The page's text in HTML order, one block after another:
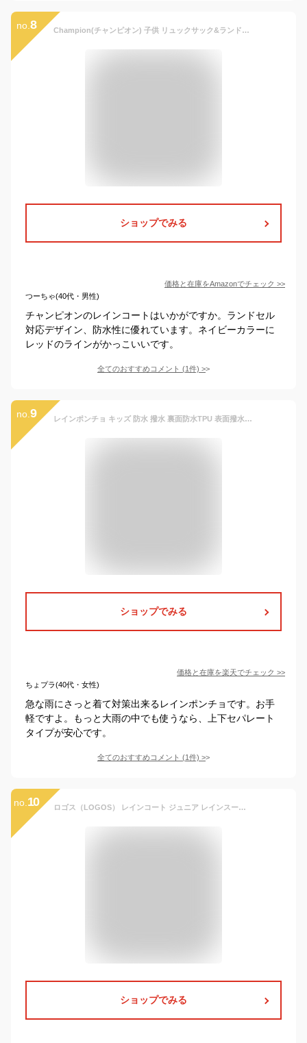
no. 8 Champion(チャンピオン) 子供 リュックサック&ランドセルレインコート ネイビー 140cm CHU47RA14
ショップでみる
価格と在庫をAmazonでチェック >>
つーちゃ(40代・男性)
チャンピオンのレインコートはいかがですか。ランドセル
対応デザイン、防水性に優れています。ネイビーカラーに
レッドのラインがかっこいいです。
全てのおすすめコメント (1件) >
no. 9 レインポンチョ キッズ 防水 撥水 裏面防水TPU 表面撥水コーティング 通園 男の子 女の子 子供 かわいい おしゃれ 雨具 レインウェア 保育園 幼稚園 小学生 収納バッグ付 カッパ ポンチョ レインコート 透明窓付き 通学 アウトドア XS S M L【メール便送料無料】 da023
ショップでみる
価格と在庫を楽天でチェック >>
ちょプラ(40代・女性)
急な雨にさっと着て対策出来るレインポンチョです。お手
軽ですよ。もっと大雨の中でも使うなら、上下セパレート
タイプが安心です。
全てのおすすめコメント (1件) >
no. 10 ロゴス（LOGOS） レインコート ジュニア レインスーツ 28253LIM リュック 黄色 イエローレインウェア 防災 （黄緑/１６０/Jr）
ショップでみる